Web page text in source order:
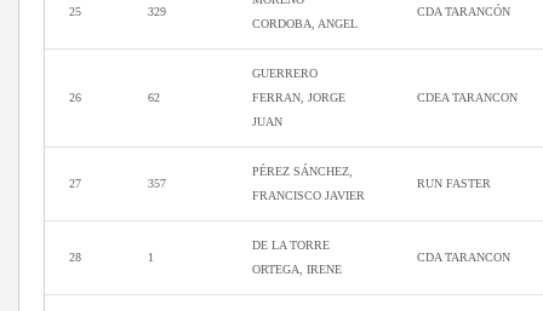
25 329
CORDOBA, ANGEL
CDA TARANCÓN
26 62
GUERRERO
FERRAN, JORGE
JUAN
CDEA TARANCON
27 357
PÉREZ SÁNCHEZ,
FRANCISCO JAVIER
RUN FASTER
28 1
DE LA TORRE
ORTEGA, IRENE
CDA TARANCON